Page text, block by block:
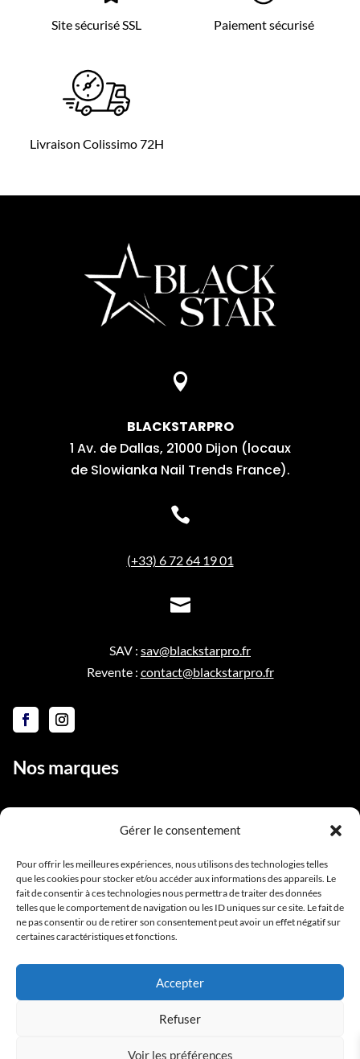
Gérer le consentement
Pour offrir les meilleures expériences, nous utilisons des technologies telles
que les cookies pour stocker et/ou accéder aux informations des appareils. Le
fait de consentir à ces technologies nous permettra de traiter des données
telles que le comportement de navigation ou les ID uniques sur ce site. Le fait de
ne pas consentir ou de retirer son consentement peut avoir un effet négatif sur
certaines caractéristiques et fonctions.
Accepter
Refuser
Voir les préférences
Site sécurisé SSL Paiement sécurisé
Livraison Colissimo 72H

BLACKSTARPRO
1 Av. de Dallas, 21000 Dijon (locaux
de Slowianka Nail Trends France).

(+33) 6 72 64 19 01

SAV : sav@blackstarpro.fr
Revente : contact@blackstarpro.fr
Nos marques
Notre équipe
Contact
Conditions générales de vente